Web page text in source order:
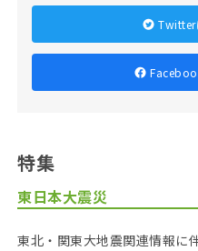
Twitter
特集
東日本大震災
東北・関東大地震関連情報に